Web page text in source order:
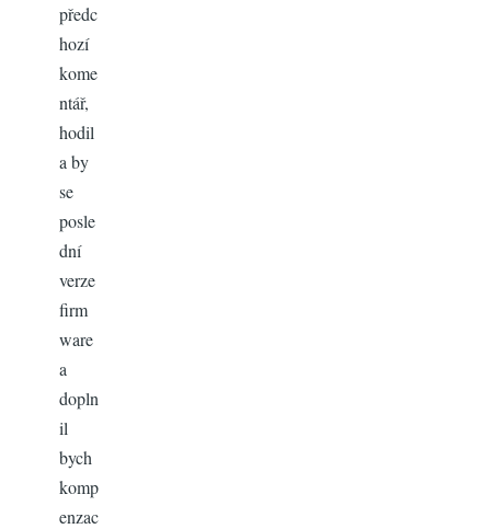
předc
hozí
kome
ntář,
hodil
a by
se
posle
dní
verze
firm
ware
a
dopln
il
bych
komp
enzac